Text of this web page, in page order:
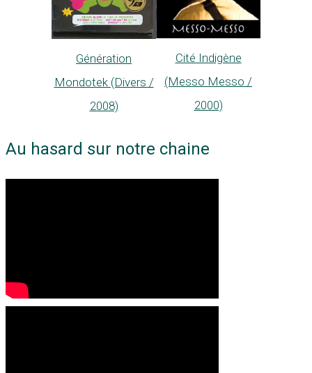
Génération
Mondotek (Divers /
2008)
Cité Indigène
(Messo Messo /
2000)
Au hasard sur notre chaine